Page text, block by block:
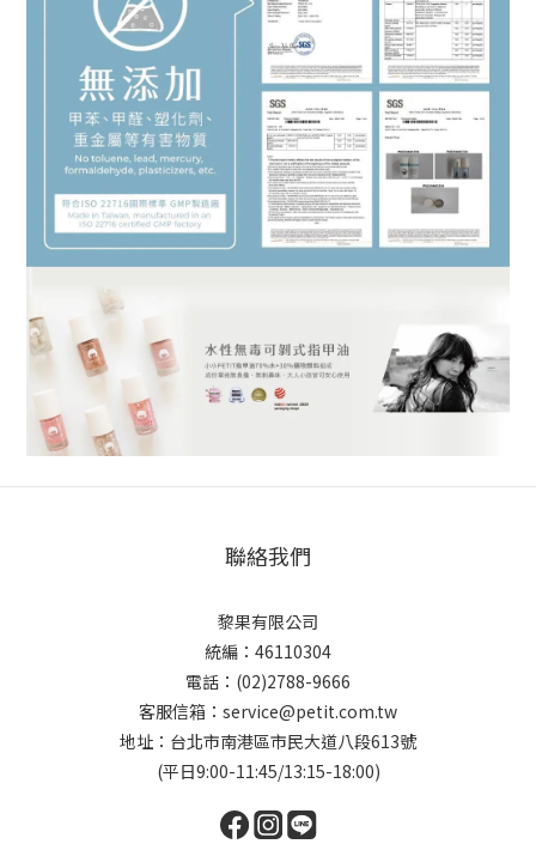
聯絡我們
黎果有限公司
統編：46110304
電話：(02)2788-9666
客服信箱：service@petit.com.tw
地址：台北市南港區市民大道八段613號
(平日9:00-11:45/13:15-18:00)